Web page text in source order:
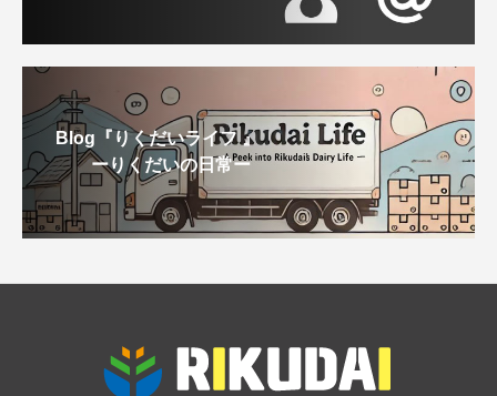
Blog『りくだいライフ 』
ーりくだいの日常ー